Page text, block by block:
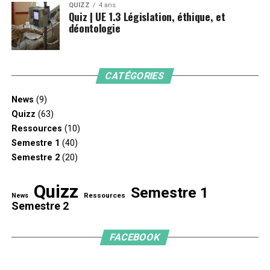
QUIZZ 4 ans
Quiz | UE 1.3 Législation, éthique, et
déontologie
CATÉGORIES
News (9)
Quizz (63)
Ressources (10)
Semestre 1 (40)
Semestre 2(20)
News Quizz Ressources Semestre 1
Semestre 2
FACEBOOK